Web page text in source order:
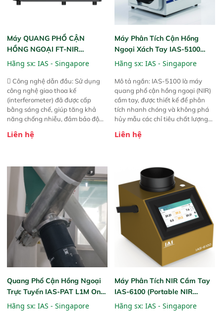
Máy QUANG PHỔ CẬN
HỒNG NGOẠI FT-NIR
Analyzer Vista-R
Hãng sx: IAS - Singapore
 Công nghệ dẫn đầu: Sử dụng
công nghệ giao thoa kế
(interferometer) đã được cấp
bằng sáng chế, giúp tăng khả
năng chống nhiễu, đảm bảo độ
Phạm vi ứng dụng rộng: Đáp ứng
ngành công nghiệp khác nhau. 
Độ nhạy cao: Trang bị đầu dò
InGaAs độ nhạy cao, cung cấp
phản hồi phổ tuyến tính đầy đủ,
đảm bảo độ chính xác và khả
năng lặp lại tối ưu.
Liên hệ
Máy Phân Tích Cận Hồng
Ngoại Xách Tay IAS-5100
(Portable NIR Analyzer)
Hãng sx: IAS - Singapore
Mô tả ngắn: IAS-5100 là máy
quang phổ cận hồng ngoại (NIR)
cầm tay, được thiết kế để phân
tích nhanh chóng và không phá
hủy mẫu các chỉ tiêu chất lượng
Thiết bị linh hoạt cho nhiều kịch
trực tiếp ngoài đồng ruộng.
Liên hệ
Quang Phổ Cận Hồng Ngoại
Trực Tuyến IAS-PAT L1M On-
Line NIR
Hãng sx: IAS - Singapore
Máy Phân Tích NIR Cầm Tay
IAS-6100 (Portable NIR
Analyzer)
Hãng sx: IAS - Singapore